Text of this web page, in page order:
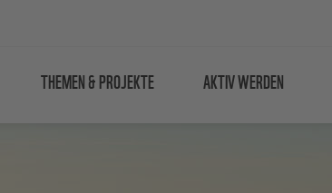
THEMEN & PROJEKTE AKTIV WERDEN